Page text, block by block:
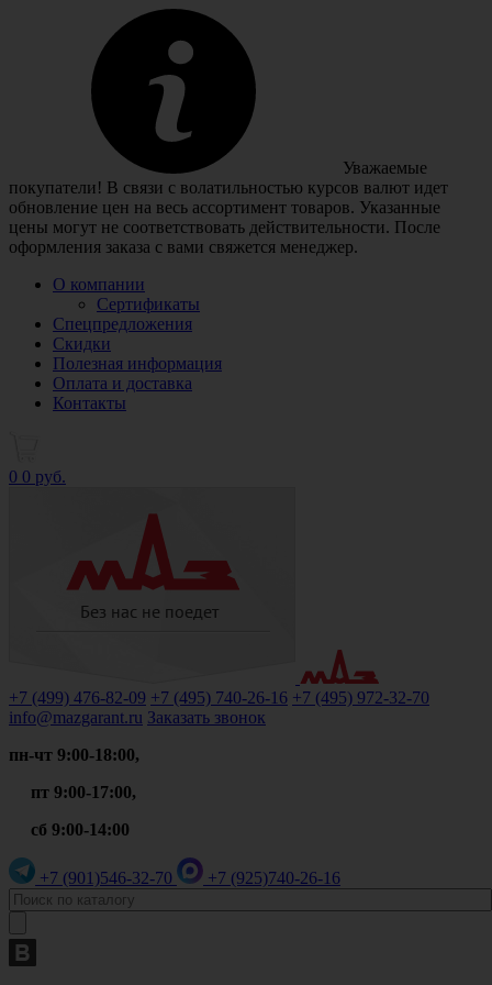
Уважаемые
покупатели! В связи с волатильностью курсов валют идет
обновление цен на весь ассортимент товаров. Указанные
цены могут не соответствовать действительности. После
оформления заказа с вами свяжется менеджер.
О компании
Сертификаты
Спецпредложения
Скидки
Полезная информация
Оплата и доставка
Контакты
0 0 руб.
+7 (499) 476-82-09 +7 (495) 740-26-16 +7 (495) 972-32-70
info@mazgarant.ru Заказать звонок
пн-чт 9:00-18:00,
пт 9:00-17:00,
сб 9:00-14:00
+7 (901)546-32-70 +7 (925)740-26-16